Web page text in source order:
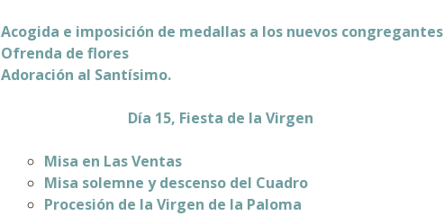
Acogida e imposición de medallas a los nuevos congregantes
Ofrenda de flores
Adoración al Santísimo.
Día 15, Fiesta de la Virgen
Misa en Las Ventas
Misa solemne y descenso del Cuadro
Procesión de la Virgen de la Paloma